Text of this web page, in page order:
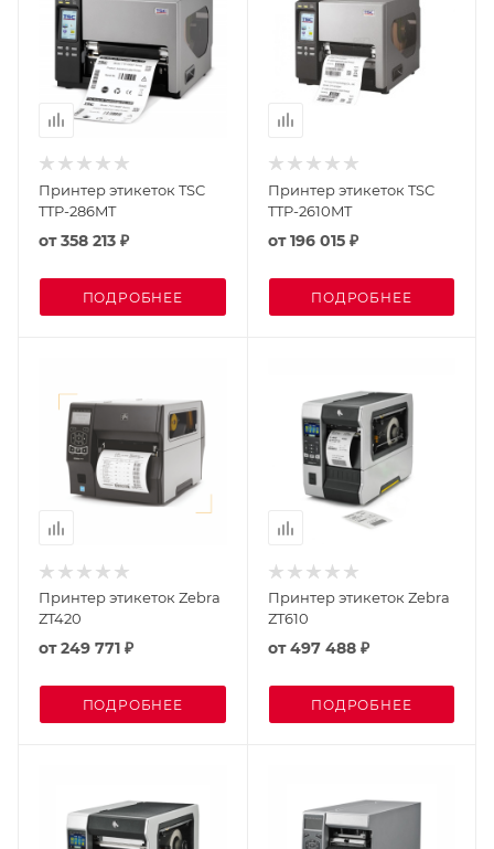
Принтер этикеток TSC
TTP-286MT
от358 213 ₽
ПОДРОБНЕЕ
Принтер этикеток TSC
TTP-2610MT
от196 015 ₽
ПОДРОБНЕЕ
Принтер этикеток Zebra
ZT420
от249 771 ₽
ПОДРОБНЕЕ
Принтер этикеток Zebra
ZT610
от497 488 ₽
ПОДРОБНЕЕ